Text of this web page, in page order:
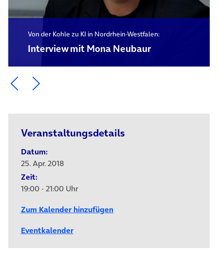
Von der Kohle zu KI in Nordrhein-Westfalen:
Interview mit Mona Neubaur
Ein Element zurück blättern
Ein Element weiter blättern
Veranstaltungsdetails
Datum:
25. Apr. 2018
Zeit:
19:00 - 21:00 Uhr
Zum Kalender hinzufügen
Eventkalender